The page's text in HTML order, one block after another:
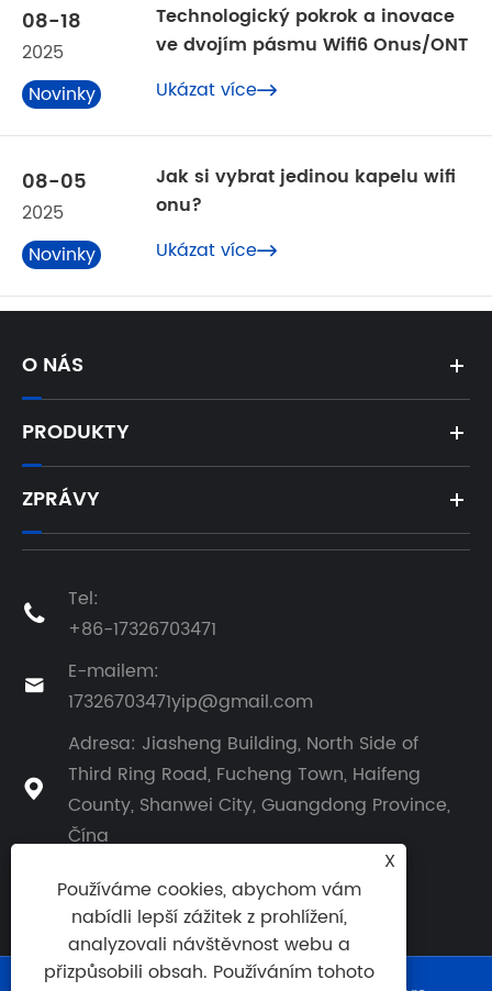
08-18
2025
Novinky
Technologický pokrok a inovace
ve dvojím pásmu Wifi6 Onus/ONT
Ukázat více
08-05
2025
Novinky
Jak si vybrat jedinou kapelu wifi
onu?
Ukázat více
O NÁS
PRODUKTY
ZPRÁVY

Tel:
+86-17326703471

E-mailem:
17326703471yip@gmail.com

Adresa: Jiasheng Building, North Side of
Third Ring Road, Fucheng Town, Haifeng
County, Shanwei City, Guangdong Province,
Čína
X
Používáme cookies, abychom vám
nabídli lepší zážitek z prohlížení,
analyzovali návštěvnost webu a
přizpůsobili obsah. Používáním tohoto